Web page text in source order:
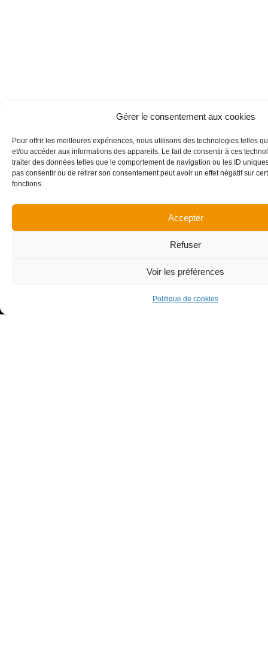
Gérer le consentement aux cookies
Pour offrir les meilleures expériences, nous utilisons des technologies telles
et/ou accéder aux informations des appareils. Le fait de consentir à ces
traiter des données telles que le comportement de navigation ou les ID
pas consentir ou de retirer son consentement peut avoir un effet négatif sur
fonctions.
Accepter
Refuser
Voir les préférences
Politique de cookies
Maîtrise d’ouvrage
Années de réalisation
Surface
6 013 m²
Honoraires CENA
146 k€